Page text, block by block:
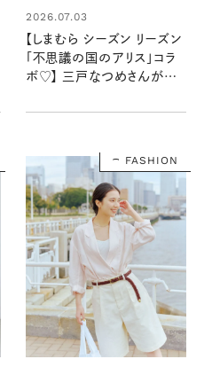
2026.07.03
【しまむら シーズン リーズン
「不思議の国のアリス」コラ
ボ♡】 三戸なつめさんが着
ョン
FASHION